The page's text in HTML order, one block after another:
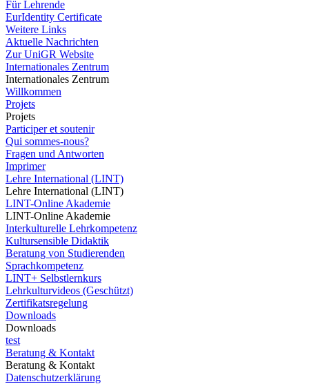
Für Lehrende
EurIdentity Certificate
Weitere Links
Aktuelle Nachrichten
Zur UniGR Website
Internationales Zentrum
Internationales Zentrum
Willkommen
Projets
Projets
Participer et soutenir
Qui sommes-nous?
Fragen und Antworten
Imprimer
Lehre International (LINT)
Lehre International (LINT)
LINT-Online Akademie
LINT-Online Akademie
Interkulturelle Lehrkompetenz
Kultursensible Didaktik
Beratung von Studierenden
Sprachkompetenz
LINT+ Selbstlernkurs
Lehrkulturvideos (Geschützt)
Zertifikatsregelung
Downloads
Downloads
test
Beratung & Kontakt
Beratung & Kontakt
Datenschutzerklärung